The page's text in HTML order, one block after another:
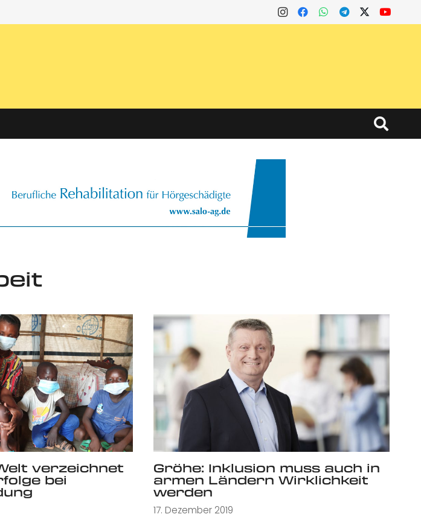
verzeichnet
bei
Gröhe: Inklusion muss auch in
armen Ländern Wirklichkeit
werden
17. Dezember 2019